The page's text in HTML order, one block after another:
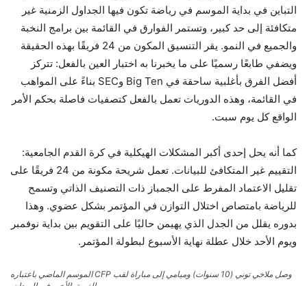
التباين في بداية الموسم في رياضة تكون فيها الجداول الزمنية غير
متكافئة إلى حد كبير، وتستمر الفوارق في القائمة بين برامج النخبة
والجميع في النمو. يقر التنسيق المكون من 24 فريقًا بهذه الحقيقة
ويضفي طابعًا رسميًا على ما يخبرنا به اختبار العين بالفعل: تتركز
أفضل الفرق بأغلبية ساحقة في Big Ten وSEC بناءً على المواهب
في القائمة، وهذه الدوريات تعمل بالفعل كتصفيات فاصلة بحكم الأمر
الواقع كل يوم سبت.
كما أنه يحل إحدى أكبر المشكلات الهيكلية في كرة القدم الجامعية:
التقييم غير المتكافئ للبيانات. تعمل شريحة مكونة من 24 فريقًا على
تقليل الاعتماد المفرط على الجمباز ذات التصنيف الذاتي وتسمح
للرياضة بامتصاص اختلال التوازن في المؤتمر بشكل عضوي. وهذا
بدوره يقلل من الجدل الذي يهيمن حاليًا على التقويم بين بداية نوفمبر
ويوم الأحد خلال عطلة نهاية الأسبوع لبطولة المؤتمر.
وصل ملاخي توني (10 سنوات) وميامي إلى مباراة لقب CFP الموسم الماضي باعتباره